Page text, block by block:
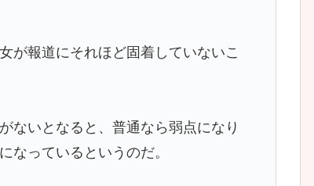
が報道にそれほど固着していないこ
ないとなると、普通なら弱点になり
なっているというのだ。